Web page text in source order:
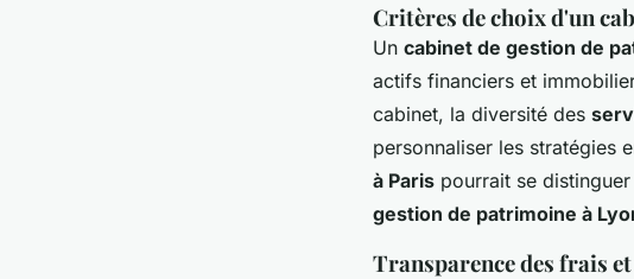
Critères de choix d'un
Un cabinet de gestion de
actifs financiers et
cabinet, la diversité des
personnaliser les stratégies
à Paris pourrait se
gestion de patrimoine à
Transparence des frais